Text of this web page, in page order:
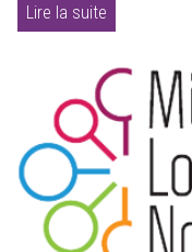
Lire la suite